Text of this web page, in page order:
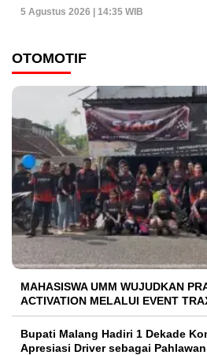
5 Agustus 2026 | 14:35 WIB
OTOMOTIF
MAHASISWA UMM WUJUDKAN
ACTIVATION MELALUI EVENT
Bupati Malang Hadiri 1 Dekade
Apresiasi Driver sebagai